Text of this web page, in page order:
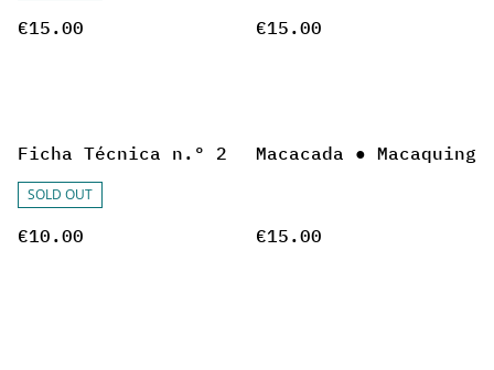
€15.00 €15.00
Ficha Técnica n.º 2
SOLD OUT
€10.00
Macacada ● Macaquing
€15.00